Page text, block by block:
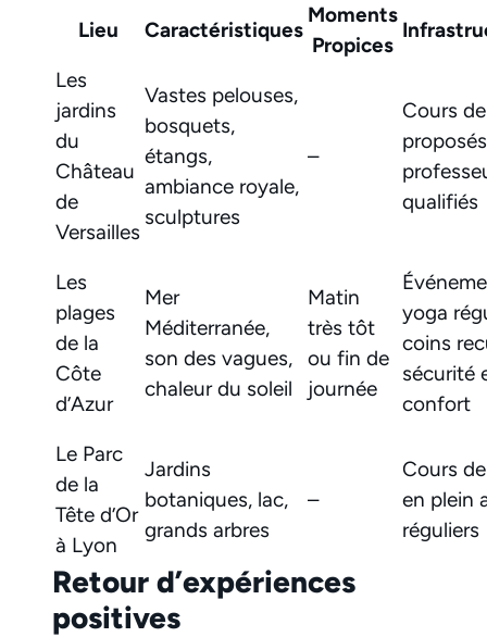
Lieu
Caractéristiques
Moments
Propices
Les
jardins
du
Château
de
Versailles
Vastes pelouses,
bosquets,
étangs,
ambiance royale,
sculptures
–
Cours
qualifiés
Les
plages
de la
Côte
d’Azur
Mer
Méditerranée,
son des vagues,
chaleur du soleil
Matin
très tôt
ou fin de
journée
yoga
coins
sécurité
confort
Le Parc
de la
Tête d’Or
à Lyon
Jardins
botaniques, lac,
grands arbres
–
Cours
en plein
réguliers
Retour d’expériences
positives